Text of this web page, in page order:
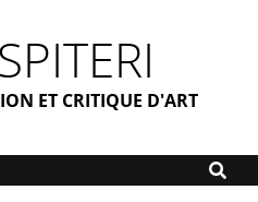
ET CRITIQUE D'ART